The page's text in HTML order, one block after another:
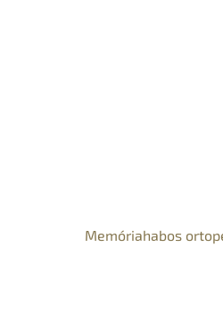
Memóriahabos